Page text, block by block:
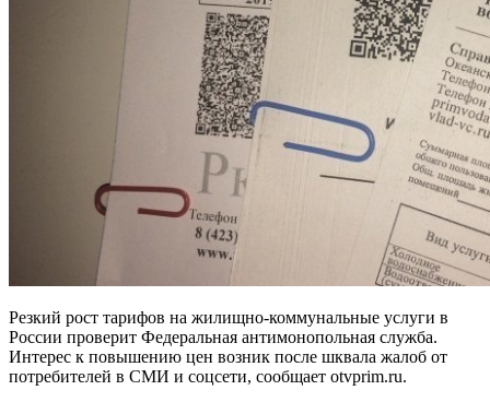
Резкий рост тарифов на жилищно-коммунальные услуги в
России проверит Федеральная антимонопольная служба.
Интерес к повышению цен возник после шквала жалоб от
потребителей в СМИ и соцсети, сообщает otvprim.ru.